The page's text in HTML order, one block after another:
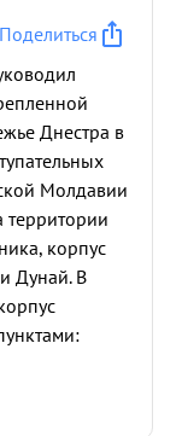
Поделиться
Днестра в
Молдавии
территории
корпус
Дунай. В
Бунар и